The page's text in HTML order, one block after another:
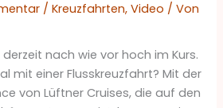
/Kreuzfahrten,Video / Von
nach wie vor hoch im Kurs.
mit einer Flusskreuzfahrt? Mit der
von Lüftner Cruises, die auf den